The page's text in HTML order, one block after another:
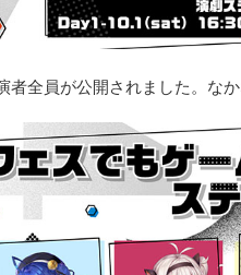
者全員が公開されました。な